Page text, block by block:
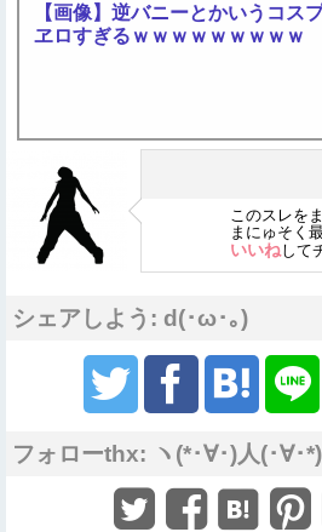
【画像】逆バニーとかいうコスプ
ヱロすぎるｗｗｗｗｗｗｗｗｗ
このスレを
まにゅそく
いいねして
シェアしよう: d(･ω･｡)
フォローthx: ヽ(*･∀･)人(･∀･